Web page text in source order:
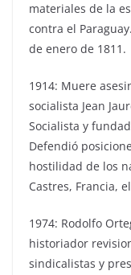
materiales de la
contra el
de enero de 1811.
1914: Muere
socialista Jean
Socialista y
Defendió
hostilidad de los
Castres, Francia,
1974: Rodolfo
historiador
sindicalistas y